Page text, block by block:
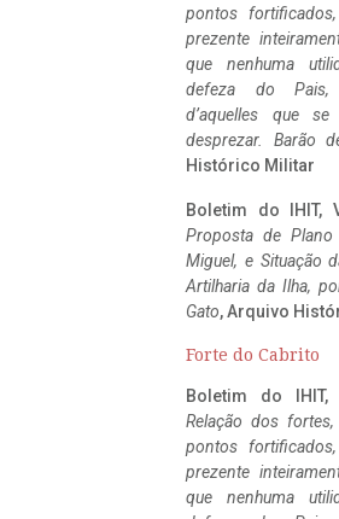
pontos
prezente
que nenhuma
defeza do Pais,
d’aquelles que
desprezar. Barão
Histórico Militar
Boletim do IHIT,
Proposta de
Miguel, e Situação
Artilharia da Ilha,
Gato, Arquivo
Forte do Cabrito
Boletim do
Relação dos
pontos
prezente
que nenhuma